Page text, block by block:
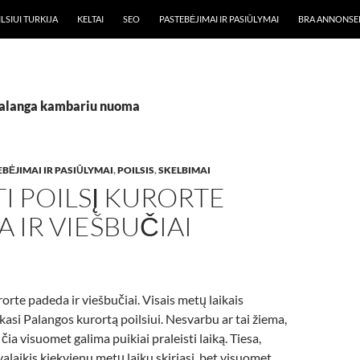
TURKIJA KELTAI SEO PASTEBĖJIMAI IR PASIŪLYMAI BRA
kambariu nuoma
IR PASIŪLYMAI,POILSIS,SKELBIMAI
POILSĮ KURORTE
IR VIEŠBUČIAI
padeda ir viešbučiai. Visais metų laikais
Palangos kurortą poilsiui. Nesvarbu ar tai žiema,
visuomet galima puikiai praleisti laiką. Tiesa,